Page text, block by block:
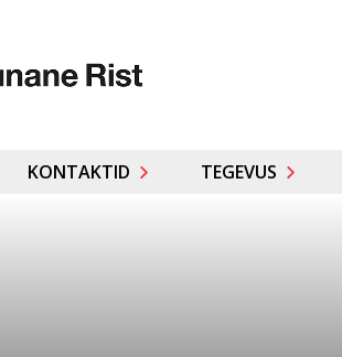
KONTAKTID TEGEVUS